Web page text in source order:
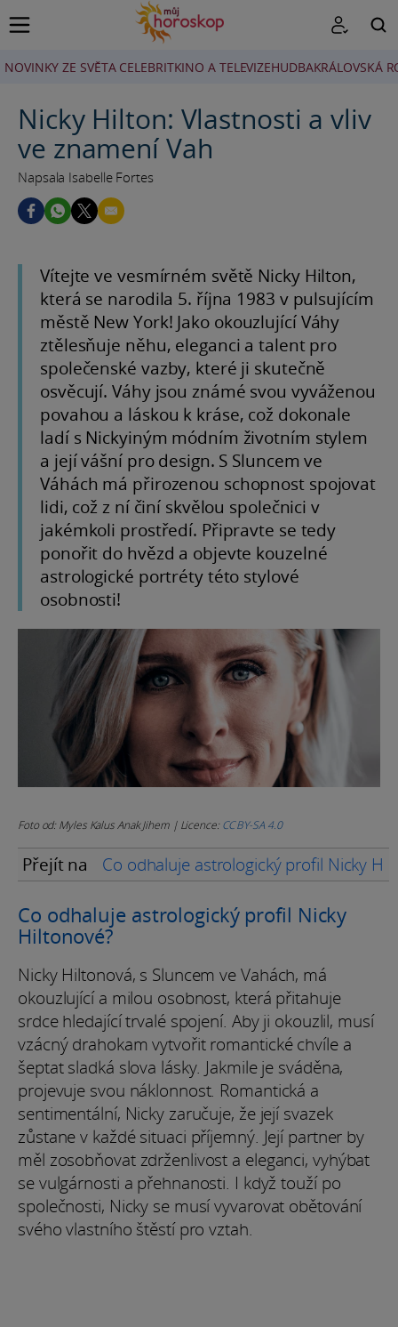
NOVINKY ZE SVĚTA CELEBRITKINO A TELEVIZEHUDBAKRÁLOVSKÁ
Nicky Hilton: Vlastnosti a vliv
ve znamení Vah
Napsala Isabelle Fortes
Vítejte ve vesmírném světě Nicky Hilton,
která se narodila 5. října 1983 v pulsujícím
městě New York! Jako okouzlující Váhy
ztělesňuje něhu, eleganci a talent pro
společenské vazby, které ji skutečně
osvěcují. Váhy jsou známé svou vyváženou
povahou a láskou k kráse, což dokonale
ladí s Nickyiným módním životním stylem
a její vášní pro design. S Sluncem ve
Váhách má přirozenou schopnost spojovat
lidi, což z ní činí skvělou společnici v
jakémkoli prostředí. Připravte se tedy
ponořit do hvězd a objevte kouzelné
astrologické portréty této stylové
osobnosti!
Foto od: Myles Kalus Anak Jihem | Licence:CC BY-SA 4.0
Přejít na Co odhaluje astrologický profil Nicky
Co odhaluje astrologický profil Nicky
Hiltonové?
Nicky Hiltonová, s Sluncem ve Vahách, má
okouzlující a milou osobnost, která přitahuje
srdce hledající trvalé spojení. Aby ji okouzlil, musí
vzácný drahokam vytvořit romantické chvíle a
šeptat sladká slova lásky. Jakmile je sváděna,
projevuje svou náklonnost. Romantická a
sentimentální, Nicky zaručuje, že její svazek
zůstane v každé situaci příjemný. Její partner by
měl zosobňovat zdrženlivost a eleganci, vyhýbat
se vulgárnosti a přehnanosti. I když touží po
společnosti, Nicky se musí vyvarovat obětování
svého vlastního štěstí pro vztah.